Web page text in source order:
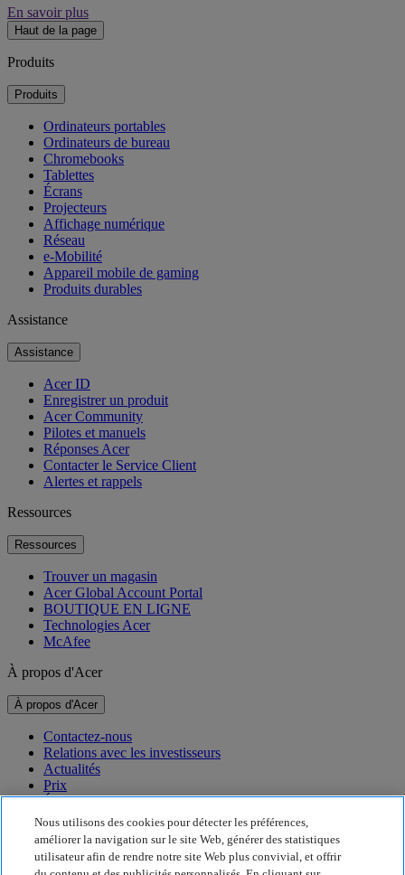
En savoir plus
Haut de la page
Produits
Produits
Ordinateurs portables
Ordinateurs de bureau
Chromebooks
Tablettes
Écrans
Projecteurs
Affichage numérique
Réseau
e-Mobilité
Appareil mobile de gaming
Produits durables
Assistance
Assistance
Acer ID
Enregistrer un produit
Acer Community
Pilotes et manuels
Réponses Acer
Contacter le Service Client
Alertes et rappels
Ressources
Ressources
Trouver un magasin
Acer Global Account Portal
BOUTIQUE EN LIGNE
Technologies Acer
McAfee
À propos d'Acer
À propos d'Acer
Contactez-nous
Relations avec les investisseurs
Actualités
Prix
Événements
Développement durable
Développement durable
Nous utilisons des cookies pour détecter les préférences,
améliorer la navigation sur le site Web, générer des statistiques
utilisateur afin de rendre notre site Web plus convivial, et offrir